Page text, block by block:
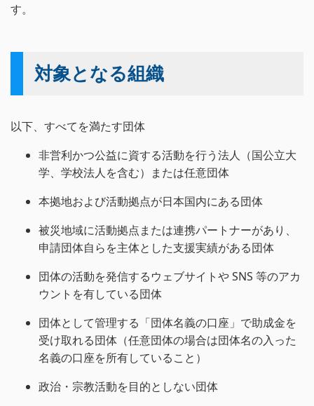
す。
対象となる組織
以下、すべてを満たす団体
非営利かつ公益に資する活動を行う法人（国公立大
学、学校法人を含む）または任意団体
本拠地および活動拠点が日本国内にある団体
被災地域に活動拠点または連携パートナーがあり、
申請団体自らを主体とした支援実績がある団体
団体の活動を発信するウェブサイトや SNS 等のアカ
ウントを有している団体
団体として管理する「団体名義の口座」で助成金を
受け取れる団体（任意団体の場合は団体名の入った
名義の口座を所有していること）
政治・宗教活動を目的としない団体